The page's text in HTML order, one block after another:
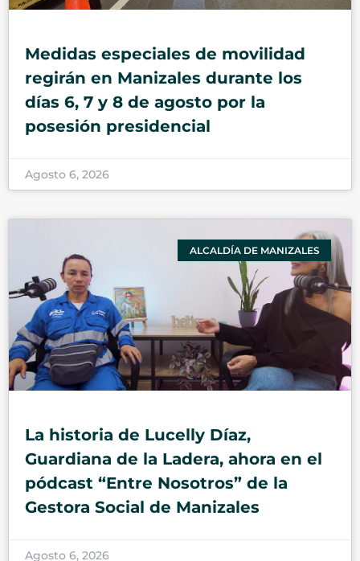
Medidas especiales de movilidad
regirán en Manizales durante los
días 6, 7 y 8 de agosto por la
posesión presidencial
Agosto 6, 2026
ALCALDÍA DE MANIZALES
La historia de Lucelly Díaz,
Guardiana de la Ladera, ahora en el
pódcast “Entre Nosotros” de la
Gestora Social de Manizales
Agosto 6, 2026